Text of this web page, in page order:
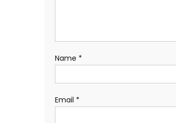
Name *
Email *